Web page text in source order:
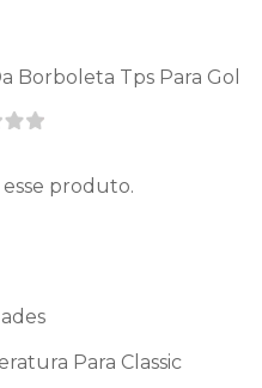
Borboleta Tps Para Gol
produto.
Para Classic